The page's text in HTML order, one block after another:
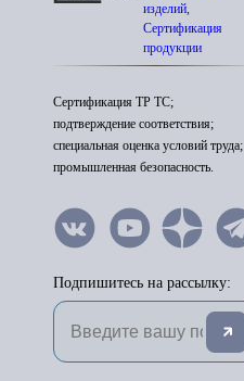
изделий,
Сертификация
продукции
Сертификация ТР ТС;
подтверждение соответствия;
специальная оценка условий труда;
промышленная безопасность.
Подпишитесь на рассылку: